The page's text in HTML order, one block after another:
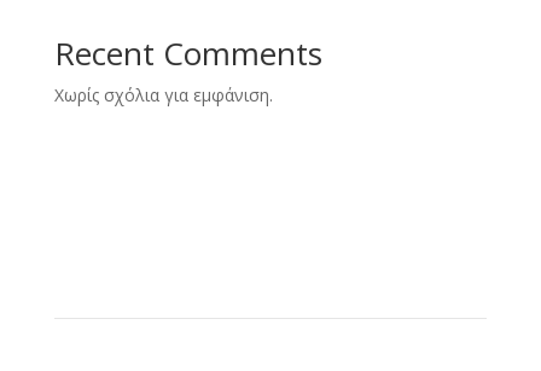
Recent Comments
Χωρίς σχόλια για εμφάνιση.